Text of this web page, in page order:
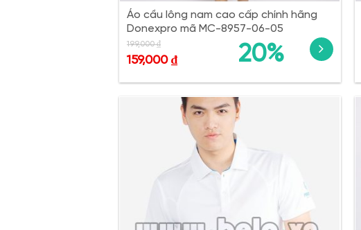
Áo cầu lông nam cao cấp chính hãng
Donexpro mã MC-8957-06-05
20%
199,000₫
159,000 ₫